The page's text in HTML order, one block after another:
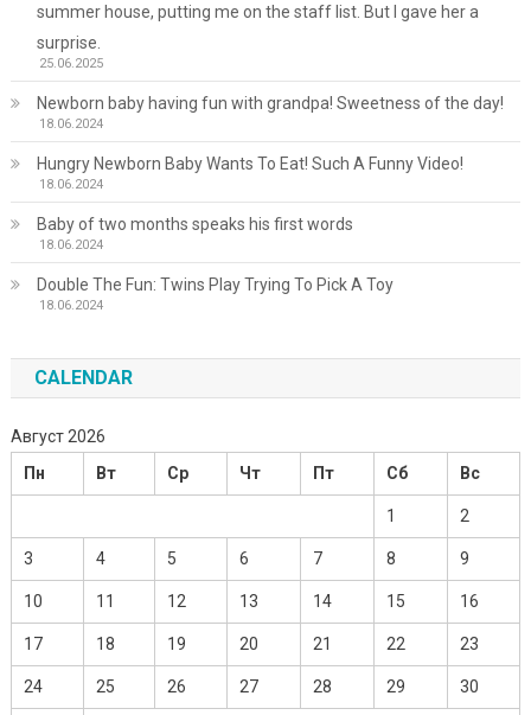
summer house, putting me on the staff list. But I gave her a
surprise.
25.06.2025
Newborn baby having fun with grandpa! Sweetness of the day!
18.06.2024
Hungry Newborn Baby Wants To Eat! Such A Funny Video!
18.06.2024
Baby of two months speaks his first words
18.06.2024
Double The Fun: Twins Play Trying To Pick A Toy
18.06.2024
CALENDAR
Август 2026
Пн
Вт Ср Чт Пт Сб Вс
1 2
3 4 5 6 7 8 9
10 11 12 13 14 15 16
17 18 19 20 21 22 23
24 25 26 27 28 29 30